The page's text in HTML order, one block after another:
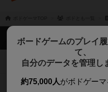
ボードゲームのプレイ
て、
自分のデータを管理し
約75,000人がボドゲーマ
ボドゲーマTOP
ボードゲームを検索する
ボードゲームの新着レビ